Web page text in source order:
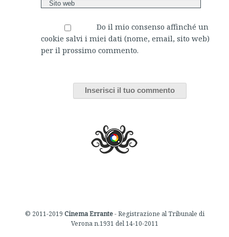
Do il mio consenso affinché un
cookie salvi i miei dati (nome, email, sito web)
per il prossimo commento.
© 2011-2019 Cinema Errante- Registrazione al Tribunale di
Verona n.1931 del 14-10-2011